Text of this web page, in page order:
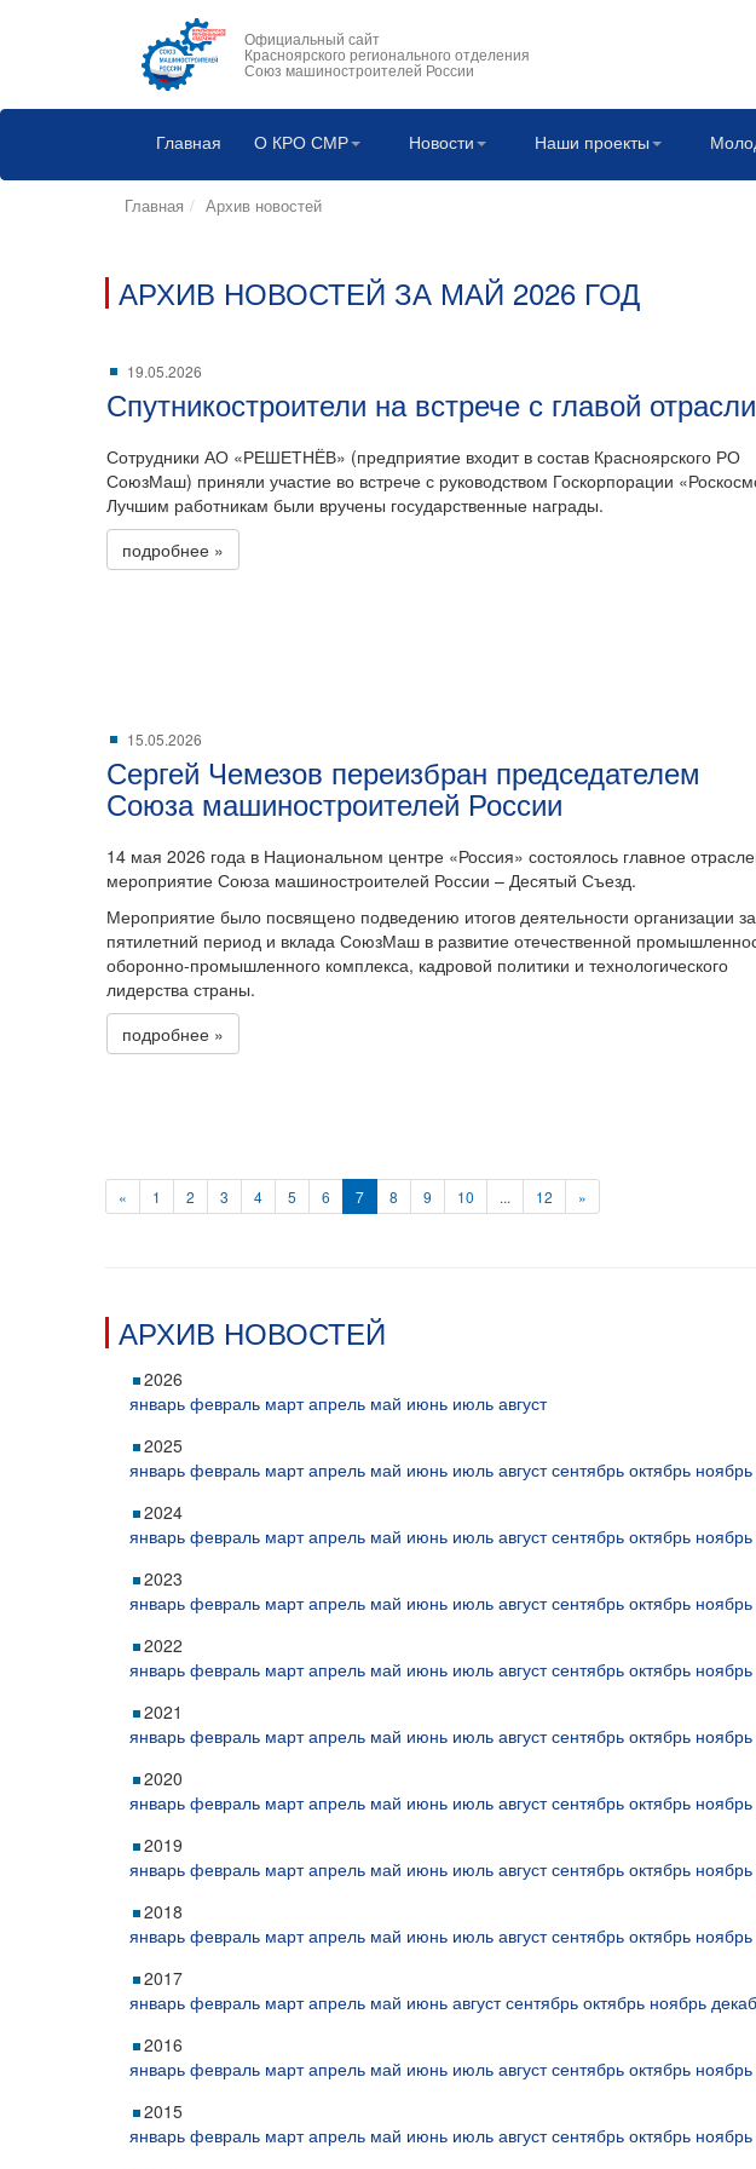
Официальный сайт
Красноярского регионального отделения
Союз машиностроителей России
Главная О КРО СМР Новости Наши проекты
Главная Архив новостей
АРХИВ НОВОСТЕЙ ЗА МАЙ 2026 ГОД
19.05.2026
Спутникостроители на встрече с главой отрасли
Сотрудники АО «РЕШЕТНЁВ» (предприятие входит в состав Красноярского РО
СоюзМаш) приняли участие во встрече с руководством Госкорпорации
Лучшим работникам были вручены государственные награды.
подробнее »
15.05.2026
Сергей Чемезов переизбран председателем
Союза машиностроителей России
14 мая 2026 года в Национальном центре «Россия» состоялось главное
мероприятие Союза машиностроителей России – Десятый Съезд.
Мероприятие было посвящено подведению итогов деятельности организации за
пятилетний период и вклада СоюзМаш в развитие отечественной
оборонно-промышленного комплекса, кадровой политики и технологического
лидерства страны.
подробнее »
« 1 2 3 4 5 6 7 8 9 10 ... 12 »
АРХИВ НОВОСТЕЙ
2026
январь февраль март апрель май июнь июль август
2025
январь февраль март апрель май июнь июль август сентябрь октябрь ноябрь
2024
январь февраль март апрель май июнь июль август сентябрь октябрь ноябрь
2023
январь февраль март апрель май июнь июль август сентябрь октябрь ноябрь
2022
январь февраль март апрель май июнь июль август сентябрь октябрь ноябрь
2021
январь февраль март апрель май июнь июль август сентябрь октябрь ноябрь
2020
январь февраль март апрель май июнь июль август сентябрь октябрь ноябрь
2019
январь февраль март апрель май июнь июль август сентябрь октябрь ноябрь
2018
январь февраль март апрель май июнь июль август сентябрь октябрь ноябрь
2017
январь февраль март апрель май июнь август сентябрь октябрь ноябрь
2016
январь февраль март апрель май июнь июль август сентябрь октябрь ноябрь
2015
январь февраль март апрель май июнь июль август сентябрь октябрь ноябрь